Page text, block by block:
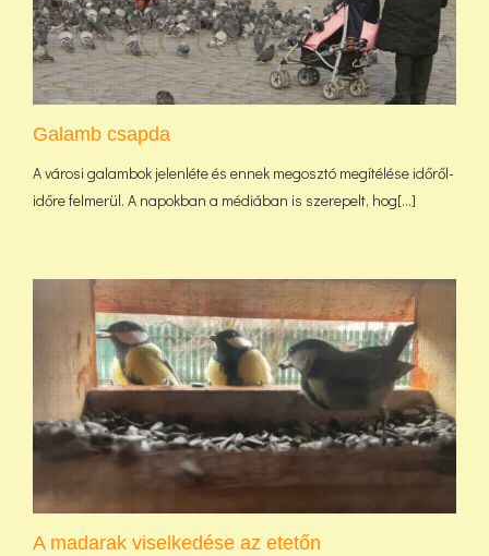
Galamb csapda
A városi galambok jelenléte és ennek megosztó megítélése időről-
időre felmerül. A napokban a médiában is szerepelt, hog[...]
A madarak viselkedése az etetőn